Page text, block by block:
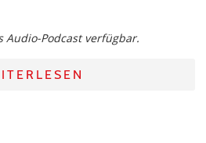
Audio-Podcast verfügbar.